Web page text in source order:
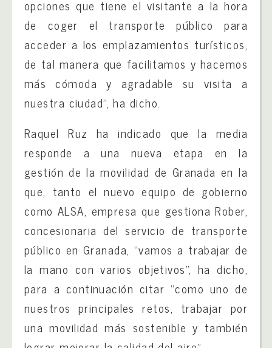
opciones que tiene el visitante a la hora
de coger el transporte público para
acceder a los emplazamientos turísticos,
de tal manera que facilitamos y hacemos
más cómoda y agradable su visita a
nuestra ciudad”, ha dicho.
Raquel Ruz ha indicado que la media
responde a una nueva etapa en la
gestión de la movilidad de Granada en la
que, tanto el nuevo equipo de gobierno
como ALSA, empresa que gestiona Rober,
concesionaria del servicio de transporte
público en Granada, “vamos a trabajar de
la mano con varios objetivos”, ha dicho,
para a continuación citar “como uno de
nuestros principales retos, trabajar por
una movilidad más sostenible y también